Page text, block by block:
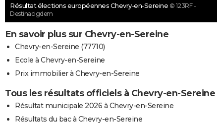
Résultat élections européennes Chevry-en-Sereine © 123RF -
Destinacigdem
En savoir plus sur Chevry-en-Sereine
Chevry-en-Sereine (77710)
Ecole à Chevry-en-Sereine
Prix immobilier à Chevry-en-Sereine
Tous les résultats officiels à Chevry-en-Sereine
Résultat municipale 2026 à Chevry-en-Sereine
Résultats du bac à Chevry-en-Sereine